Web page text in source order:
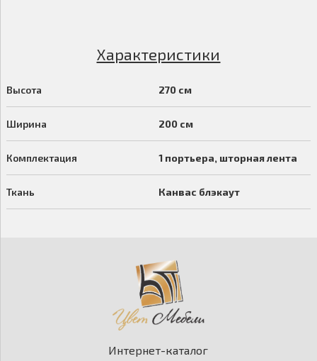
Характеристики
Высота 270 см
Ширина 200 см
Комплектация 1 портьера, шторная лента
Ткань Канвас блэкаут
Интернет-каталог